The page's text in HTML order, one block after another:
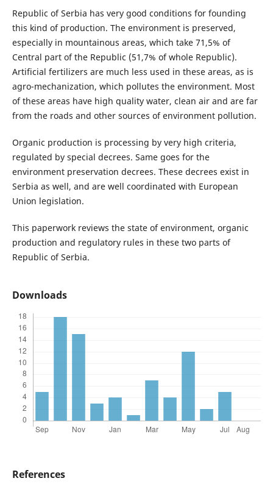
Republic of Serbia has very good conditions for founding
this kind of production. The environment is preserved,
especially in mountainous areas, which take 71,5% of
Central part of the Republic (51,7% of whole Republic).
Artificial fertilizers are much less used in these areas, as is
agro-mechanization, which pollutes the environment. Most
of these areas have high quality water, clean air and are far
from the roads and other sources of environment pollution.
Organic production is processing by very high criteria,
regulated by special decrees. Same goes for the
environment preservation decrees. These decrees exist in
Serbia as well, and are well coordinated with European
Union legislation.
This paperwork reviews the state of environment, organic
production and regulatory rules in these two parts of
Republic of Serbia.
Downloads
References